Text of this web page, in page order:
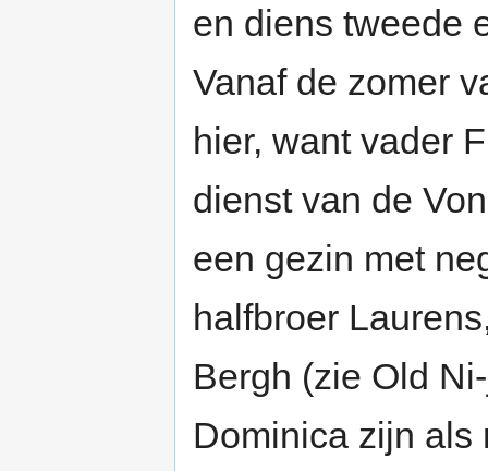
en diens tweede
Vanaf de zomer
hier, want vader
dienst van de
een gezin met
halfbroer
Bergh (zie Old
Dominica zijn als